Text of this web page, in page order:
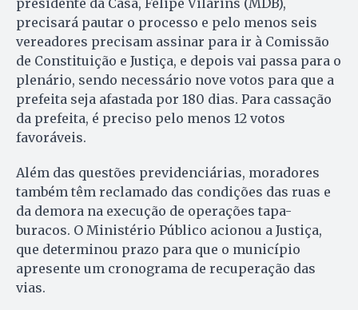
precisará pautar o processo e pelo menos seis
vereadores precisam assinar para ir à Comissão
de Constituição e Justiça, e depois vai passa para o
plenário, sendo necessário nove votos para que a
prefeita seja afastada por 180 dias. Para cassação
da prefeita, é preciso pelo menos 12 votos
favoráveis.
Além das questões previdenciárias, moradores
também têm reclamado das condições das ruas e
da demora na execução de operações tapa-
buracos. O Ministério Público acionou a Justiça,
que determinou prazo para que o município
apresente um cronograma de recuperação das
vias.